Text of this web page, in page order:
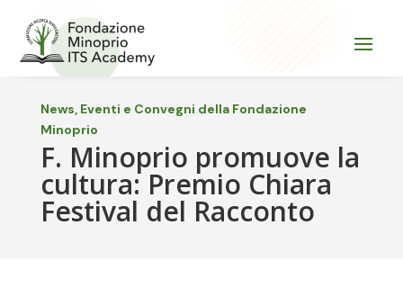
News, Eventi e Convegni della Fondazione
Minoprio
F. Minoprio promuove la
cultura: Premio Chiara
Festival del Racconto